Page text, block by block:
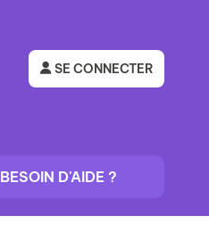
SE CONNECTER
BESOIN D'AIDE ?